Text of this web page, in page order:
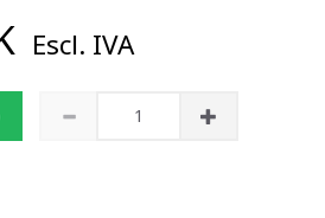
Escl. IVA